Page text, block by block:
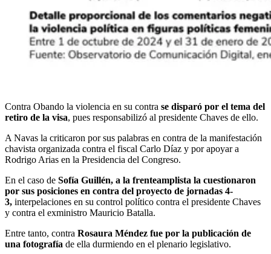
Contra Obando la violencia en su contra se disparó por el tema del
retiro de la visa, pues responsabilizó al presidente Chaves de ello.
A Navas la criticaron por sus palabras en contra de la manifestación
chavista organizada contra el fiscal Carlo Díaz y por apoyar a
Rodrigo Arias en la Presidencia del Congreso.
En el caso de Sofía Guillén, a la frenteamplista la cuestionaron
por sus posiciones en contra del proyecto de jornadas 4-
3, interpelaciones en su control político contra el presidente Chaves
y contra el exministro Mauricio Batalla.
Entre tanto, contra Rosaura Méndez fue por la publicación de
una fotografía de ella durmiendo en el plenario legislativo.